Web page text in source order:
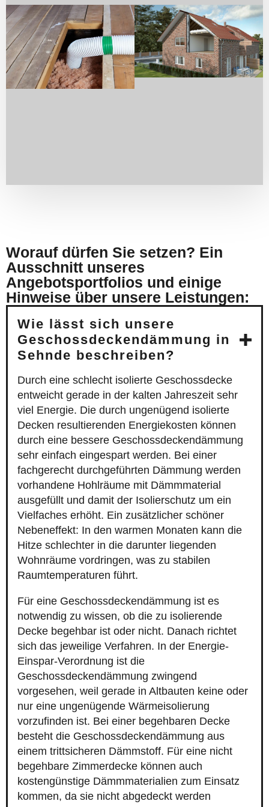
Worauf dürfen Sie setzen? Ein
Ausschnitt unseres
Angebotsportfolios und einige
Hinweise über unsere Leistungen:
Wie lässt sich unsere
Geschossdeckendämmung in
Sehnde beschreiben?
Durch eine schlecht isolierte Geschossdecke
entweicht gerade in der kalten Jahreszeit sehr
viel Energie. Die durch ungenügend isolierte
Decken resultierenden Energiekosten können
durch eine bessere Geschossdeckendämmung
sehr einfach eingespart werden. Bei einer
fachgerecht durchgeführten Dämmung werden
vorhandene Hohlräume mit Dämmmaterial
ausgefüllt und damit der Isolierschutz um ein
Vielfaches erhöht. Ein zusätzlicher schöner
Nebeneffekt: In den warmen Monaten kann die
Hitze schlechter in die darunter liegenden
Wohnräume vordringen, was zu stabilen
Raumtemperaturen führt.
Für eine Geschossdeckendämmung ist es
notwendig zu wissen, ob die zu isolierende
Decke begehbar ist oder nicht. Danach richtet
sich das jeweilige Verfahren. In der Energie-
Einspar-Verordnung ist die
Geschossdeckendämmung zwingend
vorgesehen, weil gerade in Altbauten keine oder
nur eine ungenügende Wärmeisolierung
vorzufinden ist. Bei einer begehbaren Decke
besteht die Geschossdeckendämmung aus
einem trittsicheren Dämmstoff. Für eine nicht
begehbare Zimmerdecke können auch
kostengünstige Dämmmaterialien zum Einsatz
kommen, da sie nicht abgedeckt werden